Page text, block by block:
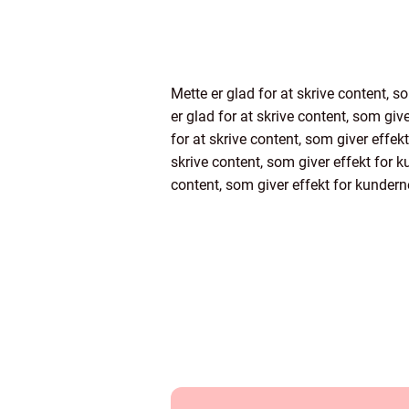
Mette er glad for at skrive content,
er glad for at skrive content, som
for at skrive content, som giver
skrive content, som giver effekt for
content, som giver effekt for